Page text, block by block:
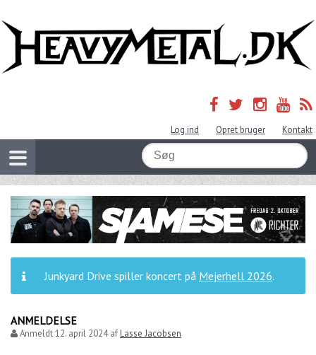
Log ind Opret bruger Kontakt
Junkyard Drive spiller koncert på Mejerhell 2026.
ANMELDELSE
Anmeldt12. april 2024afLasse Jacobsen